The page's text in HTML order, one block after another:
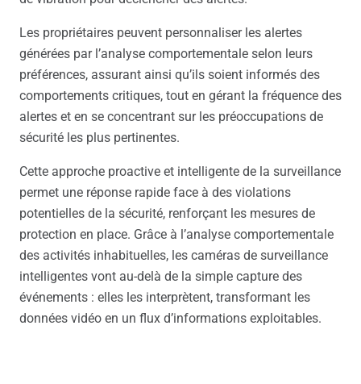
Les propriétaires peuvent personnaliser les alertes
générées par l’analyse comportementale selon leurs
préférences, assurant ainsi qu’ils soient informés des
comportements critiques, tout en gérant la fréquence des
alertes et en se concentrant sur les préoccupations de
sécurité les plus pertinentes.
Cette approche proactive et intelligente de la surveillance
permet une réponse rapide face à des violations
potentielles de la sécurité, renforçant les mesures de
protection en place. Grâce à l’analyse comportementale
des activités inhabituelles, les caméras de surveillance
intelligentes vont au-delà de la simple capture des
événements : elles les interprètent, transformant les
données vidéo en un flux d’informations exploitables.